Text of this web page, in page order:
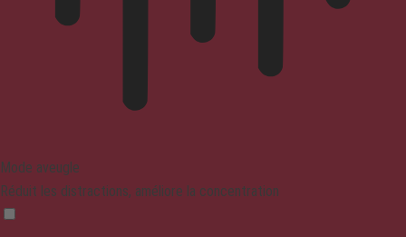
Mode aveugle
Réduit les distractions, améliore la concentration